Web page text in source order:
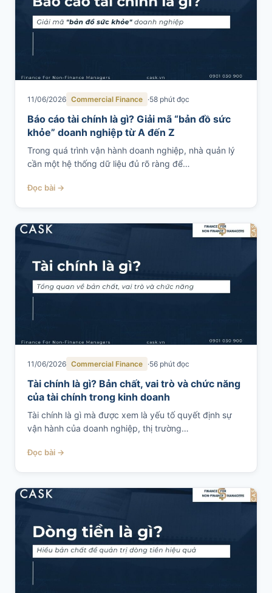
11/06/2026 Commercial Finance 58 phút đọc
Báo cáo tài chính là gì? Giải mã “bản đồ sức
khỏe” doanh nghiệp từ A đến Z
Trong quá trình vận hành doanh nghiệp, nhà quản lý
cần một hệ thống dữ liệu đủ rõ ràng để…
Đọc bài →
11/06/2026 Commercial Finance 56 phút đọc
Tài chính là gì? Bản chất, vai trò và chức năng
của tài chính trong kinh doanh
Tài chính là gì mà được xem là yếu tố quyết định sự
vận hành của doanh nghiệp, thị trường…
Đọc bài →